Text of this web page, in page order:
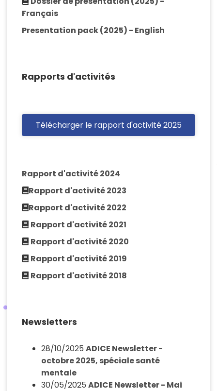
Français
Presentation pack (2025) - English
Rapports d'activités
Télécharger le rapport d'activité 2025
Rapport d'activité 2024
Rapport d'activité 2023
Rapport d'activité 2022
Rapport d'activité 2021
Rapport d'activité 2020
Rapport d'activité 2019
Rapport d'activité 2018
Newsletters
28/10/2025 ADICE Newsletter -
octobre 2025, spéciale santé
mentale
30/05/2025 ADICE Newsletter - Mai